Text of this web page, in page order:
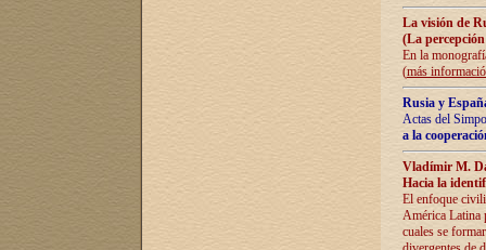
La visión de
(La
En la
(más
Rusia y
Actas del
a la
Vladímir M.
Hacia la
El enfoque
América Latina
cuales se